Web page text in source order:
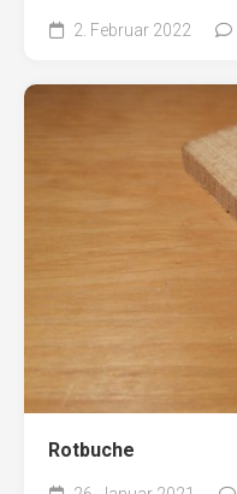
2. Februar 2022
Rotbuche